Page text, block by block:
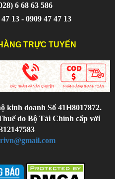
6 68 63 586
13 - 0909 47 47 13
TRỰC TUYẾN
kinh doanh Số 41H8017872.
do Bộ Tài Chính cấp với